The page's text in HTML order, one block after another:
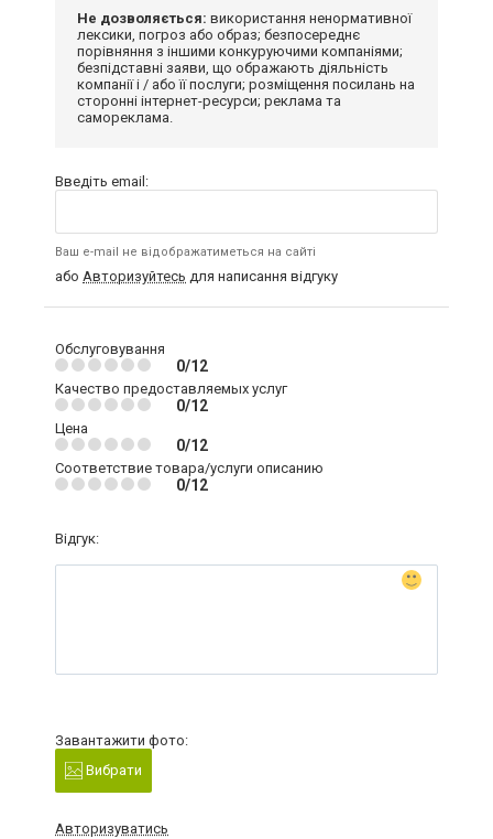
Не дозволяється: використання ненормативної
лексики, погроз або образ; безпосереднє
порівняння з іншими конкуруючими компаніями;
безпідставні заяви, що ображають діяльність
компанії і / або її послуги; розміщення посилань на
сторонні інтернет-ресурси; реклама та
самореклама.
Введіть email:
Ваш e-mail не відображатиметься на сайті
або Авторизуйтесь для написання відгуку
Обслуговування
0/12
Качество предоставляемых услуг
0/12
Цена
0/12
Соответствие товара/услуги описанию
0/12
Відгук:
Завантажити фото:
Вибрати
Авторизуватись